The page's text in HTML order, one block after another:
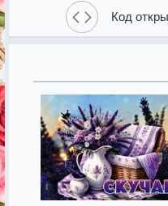
Код